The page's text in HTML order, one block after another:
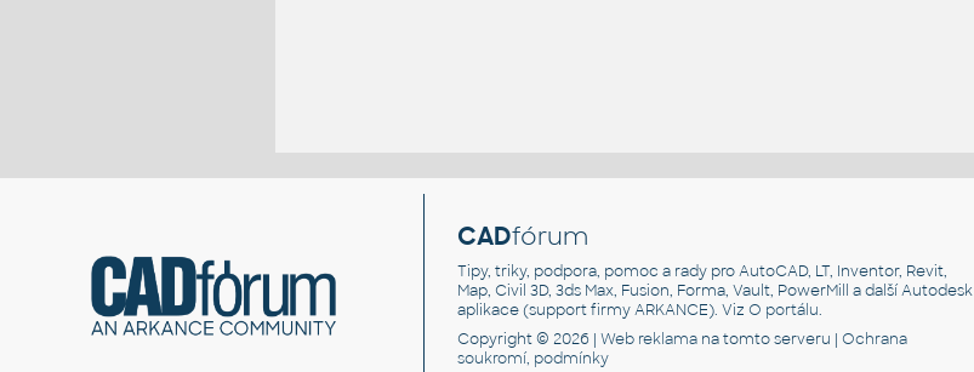
CADfórum
Tipy, triky, podpora, pomoc a rady pro AutoCAD, LT, Inventor, Revit,
Map, Civil 3D, 3ds Max, Fusion, Forma, Vault, PowerMill a další Autodesk
aplikace (support firmy ARKANCE). VizO portálu.
Copyright © 2026 |Web reklama na tomto serveru |Ochrana
soukromí, podmínky